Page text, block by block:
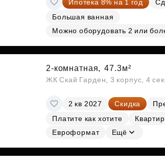
Субсидии
Ипотека 8% на 1 год
Большая ванная
Можно оборудовать 2 или
2-комнатная, 47.3м²
ЖК Скай Гарден, 3 корпус, 4
2 кв 2027 Скидка
Платите как хотите
Евроформат
Ещё